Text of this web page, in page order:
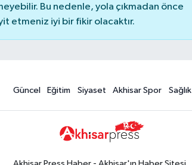
Bu nedenle, yola çıkmadan önce
etmeniz iyi bir fikir olacaktır.
Güncel Eğitim Siyaset Akhisar Spor Sağlık